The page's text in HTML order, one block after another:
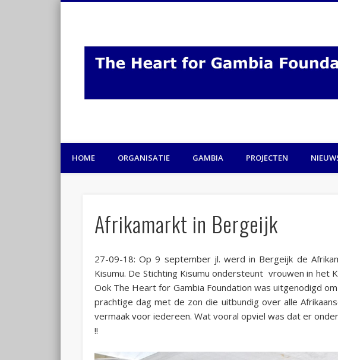
HOME ORGANISATIE GAMBIA PROJECTEN
Afrikamarkt in Bergeijk
27-09-18: Op 9 september jl. werd in Bergeijk de
Kisumu. De Stichting Kisumu ondersteunt vrouwen in het
Ook The Heart for Gambia Foundation was uitgenodigd
prachtige dag met de zon die uitbundig over alle
vermaak voor iedereen. Wat vooral opviel was dat er
!!